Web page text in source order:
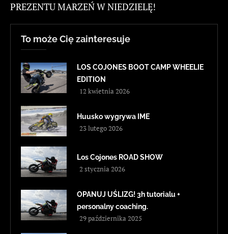
PREZENTU MARZEŃ W NIEDZIELĘ!
To może Cię zainteresuje
LOS COJONES BOOT CAMP WHEELIE
EDITION
12 kwietnia 2026
Huusko wygrywa IME
23 lutego 2026
Los Cojones ROAD SHOW
2 stycznia 2026
OPANUJ UŚLIZG! 3h tutorialu +
personalny coaching.
29 października 2025